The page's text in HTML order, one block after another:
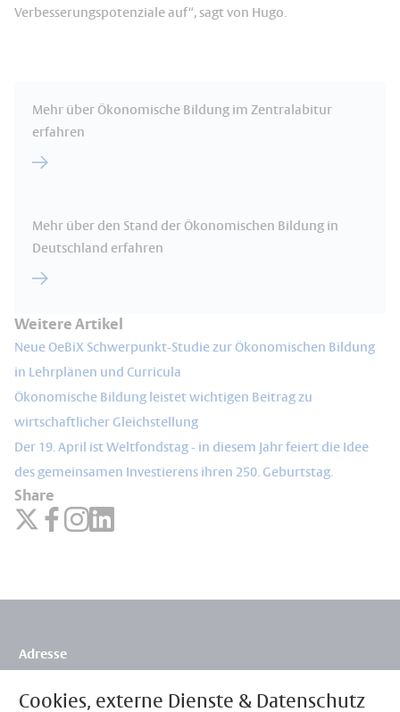
Verbesserungspotenziale auf“, sagt von Hugo.
Mehr über Ökonomische Bildung im Zentralabitur
erfahren
Mehr über den Stand der Ökonomischen Bildung in
Deutschland erfahren
Weitere Artikel
Neue OeBiX Schwerpunkt-Studie zur Ökonomischen Bildung
in Lehrplänen und Curricula
Ökonomische Bildung leistet wichtigen Beitrag zu
wirtschaftlicher Gleichstellung
Der 19. April ist Weltfondstag - in diesem Jahr feiert die Idee
des gemeinsamen Investierens ihren 250. Geburtstag.
Share
Adresse
Siegburger Str. 229b
Cookies, externe Dienste & Datenschutz